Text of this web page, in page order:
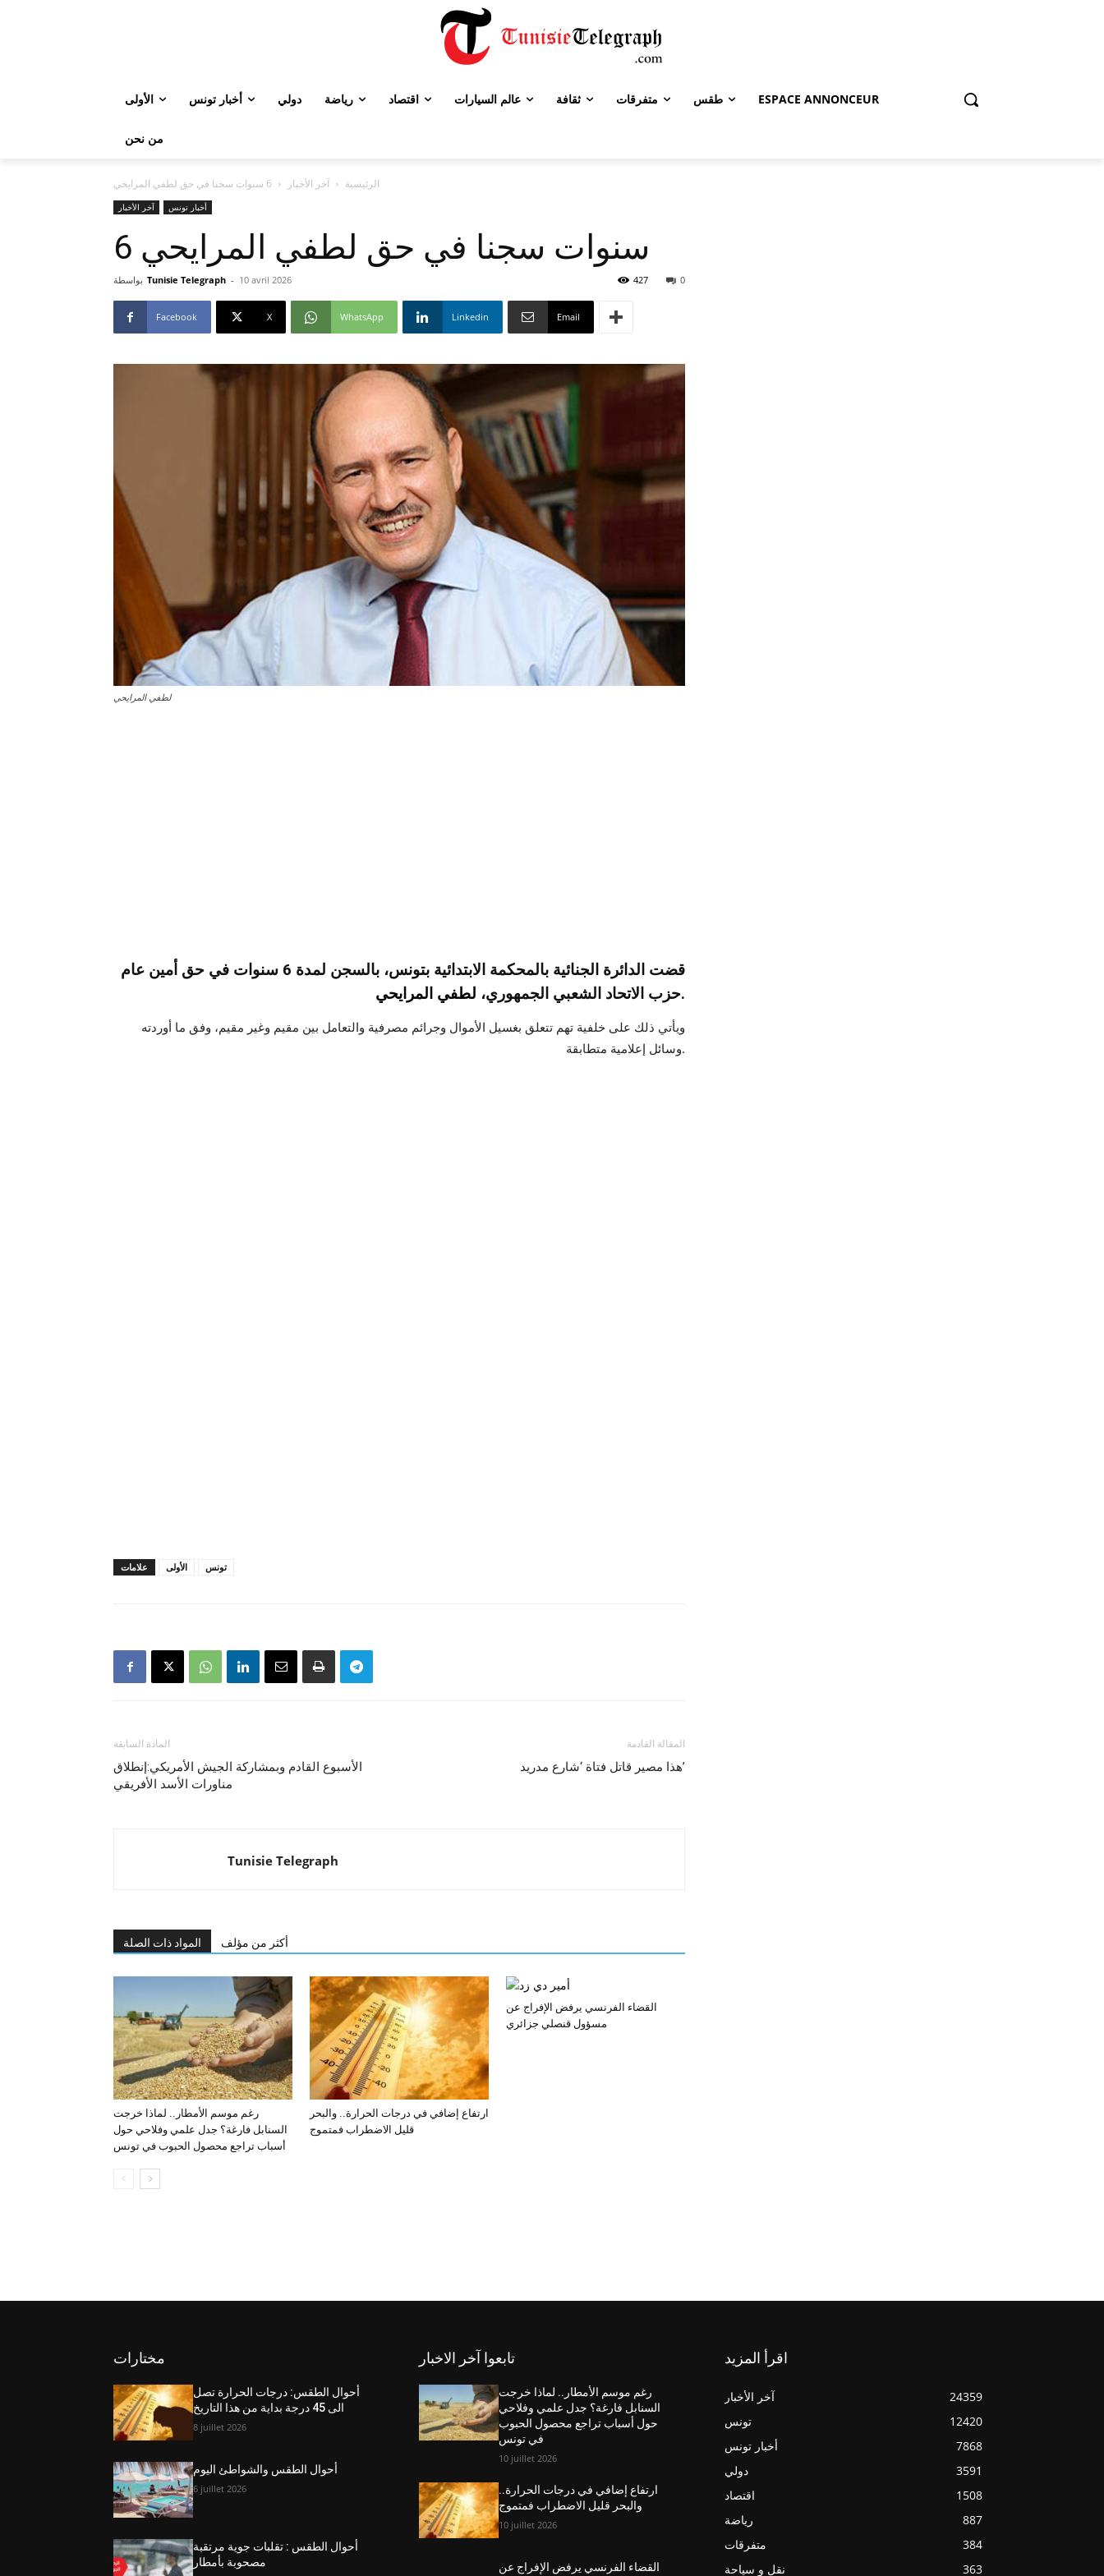
الأولى أخبار تونس دولي رياضة اقتصاد عالم السيارات ثقافة متفرقات طقس ESPACE ANNONCEUR
من نحن
الرئيسية آخر الأخبار 6 سنوات سجنا في حق لطفي المرايحي
آخر الأخبار أخبار تونس
6 سنوات سجنا في حق لطفي المرايحي
بواسطة Tunisie Telegraph - 10 avril 2026 0
427
Facebook X WhatsApp Linkedin Email
لطفي المرايحي
قضت الدائرة الجنائية بالمحكمة الابتدائية بتونس، بالسجن لمدة 6 سنوات في حق أمين عام
حزب الاتحاد الشعبي الجمهوري، لطفي المرايحي .
ويأتي ذلك على خلفية تهم تتعلق بغسيل الأموال وجرائم مصرفية والتعامل بين مقيم وغير مقيم، وفق ما أوردته
وسائل إعلامية متطابقة.
علامات الأولى تونس
المادة السابقة
الأسبوع القادم وبمشاركة الجيش الأمريكي:إنطلاق
مناورات الأسد الأفريقي
المقالة القادمة
هذا مصير قاتل فتاة ‘شارع مدريد’
Tunisie Telegraph
المواد ذات الصلة أكثر من مؤلف
رغم موسم الأمطار.. لماذا خرجت
السنابل فارغة؟ جدل علمي وفلاحي حول
أسباب تراجع محصول الحبوب في تونس
ارتفاع إضافي في درجات الحرارة.. والبحر
قليل الاضطراب فمتموج
القضاء الفرنسي يرفض الإفراج عن
مسؤول قنصلي جزائري
مختارات
أحوال الطقس: درجات الحرارة تصل
الى 45 درجة بداية من هذا التاريخ
8 juillet 2026
أحوال الطقس والشواطئ اليوم
6 juillet 2026
أحوال الطقس : تقلبات جوية مرتقبة
مصحوبة بأمطار
تابعوا آخر الاخبار
رغم موسم الأمطار.. لماذا خرجت
السنابل فارغة؟ جدل علمي وفلاحي
حول أسباب تراجع محصول الحبوب
في تونس
10 juillet 2026
ارتفاع إضافي في درجات الحرارة..
والبحر قليل الاضطراب فمتموج
10 juillet 2026
القضاء الفرنسي يرفض الإفراج عن
اقرأ المزيد
آخر الأخبار
24359
تونس
12420
أخبار تونس
7868
دولي
3591
اقتصاد
1508
رياضة
887
متفرقات
384
نقل و سياحة
363